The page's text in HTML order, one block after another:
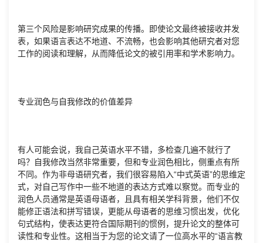
第三个风险是影响研究成果的传播。即使论文最终被接收并发
表，如果语言表达不地道、不流畅，也会影响其他研究者对您
工作的阅读和理解，从而降低论文的被引用率和学术影响力。
专业润色与自我修改的价值差异
有人可能会说，我自己英语水平不错，多检查几遍不就行了
吗？自我修改当然非常重要，但和专业润色相比，侧重点有所
不同。作为非母语研究者，我们很容易陷入“中式英语”的思维定
式，对自己写作中一些不地道的表达方式难以察觉。而专业的
润色人员通常是英语母语者，且具有相关学科背景，他们不仅
能修正语法和拼写错误，更能从母语者的思维习惯出发，优化
句式结构，使表达更符合国际期刊的惯例，提升论文的整体可
读性和专业性。这相当于为您的论文请了一位高水平的“语言教